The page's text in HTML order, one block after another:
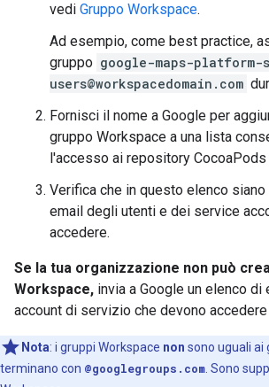
vedi Gruppo Workspace.
Ad esempio, come best practice,
gruppo google-maps-platform-
users@workspacedomain.com
Fornisci il nome a Google per
gruppo Workspace a una lista
l'accesso ai repository CocoaPods
Verifica che in questo elenco
email degli utenti e dei service
accedere.
Se la tua organizzazione non può
Workspace, invia a Google un elenco di
account di servizio che devono
Nota: i gruppi Workspace non sono uguali ai
terminano con @googlegroups.com . Sono